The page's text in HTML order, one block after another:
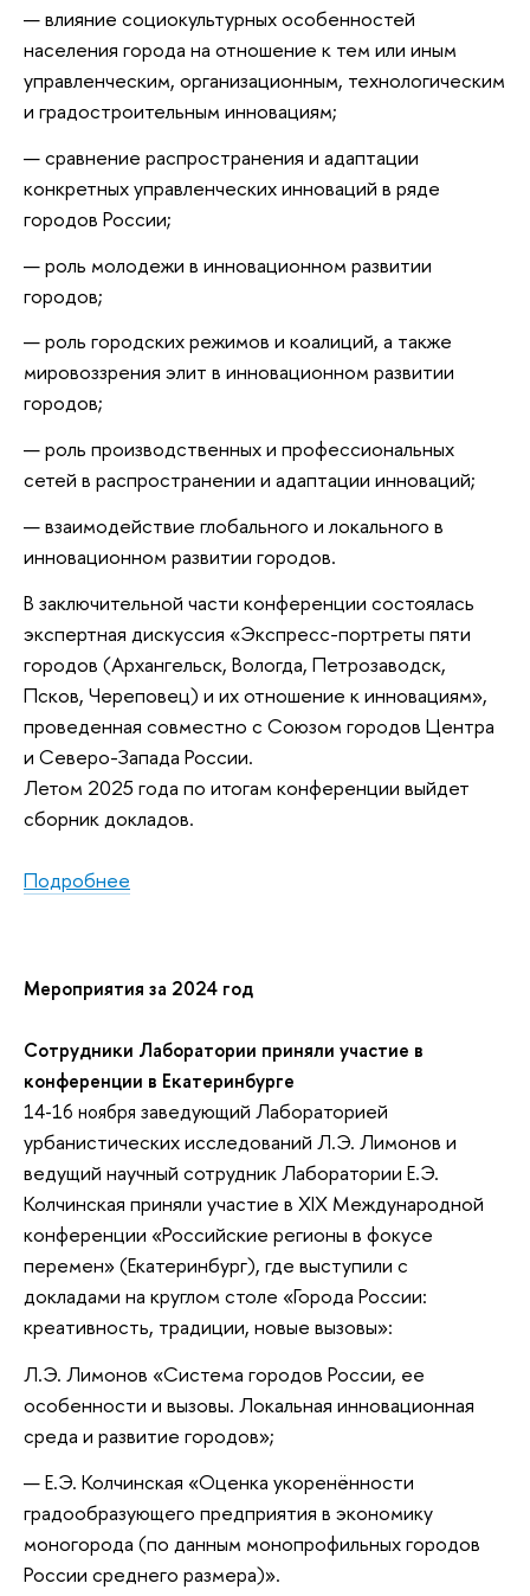
влияние социокультурных особенностей
населения города на отношение к тем или иным
управленческим, организационным, технологическим
и градостроительным инновациям;
сравнение распространения и адаптации
конкретных управленческих инноваций в ряде
городов России;
роль молодежи в инновационном развитии
городов;
роль городских режимов и коалиций, а также
мировоззрения элит в инновационном развитии
городов;
роль производственных и профессиональных
сетей в распространении и адаптации инноваций;
взаимодействие глобального и локального в
инновационном развитии городов.
В заключительной части конференции состоялась
экспертная дискуссия «Экспресс-портреты пяти
городов (Архангельск, Вологда, Петрозаводск,
Псков, Череповец) и их отношение к инновациям»,
проведенная совместно с Союзом городов Центра
и Северо-Запада России.
Летом 2025 года по итогам конференции выйдет
сборник докладов.
Подробнее
Мероприятия за 2024 год
Сотрудники Лаборатории приняли участие в
конференции в Екатеринбурге
14-16 ноября заведующий Лабораторией
урбанистических исследований Л.Э. Лимонов и
ведущий научный сотрудник Лаборатории Е.Э.
Колчинская приняли участие в XIX Международной
конференции «Российские регионы в фокусе
перемен» (Екатеринбург), где выступили с
докладами на круглом столе «Города России:
креативность, традиции, новые вызовы»:
Л.Э. Лимонов «Система городов России, ее
особенности и вызовы. Локальная инновационная
среда и развитие городов»;
Е.Э. Колчинская «Оценка укоренённости
градообразующего предприятия в экономику
моногорода (по данным монопрофильных городов
России среднего размера)».